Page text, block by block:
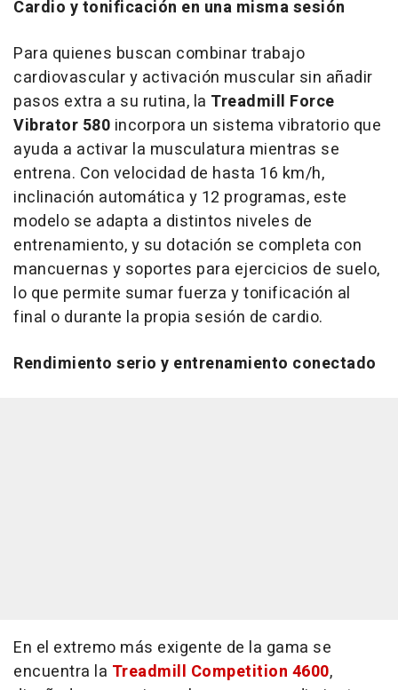
Cardio y tonificación en una misma sesión
Para quienes buscan combinar trabajo
cardiovascular y activación muscular sin añadir
pasos extra a su rutina, la Treadmill Force
Vibrator 580 incorpora un sistema vibratorio que
ayuda a activar la musculatura mientras se
entrena. Con velocidad de hasta 16 km/h,
inclinación automática y 12 programas, este
modelo se adapta a distintos niveles de
entrenamiento, y su dotación se completa con
mancuernas y soportes para ejercicios de suelo,
lo que permite sumar fuerza y tonificación al
final o durante la propia sesión de cardio.
Rendimiento serio y entrenamiento conectado
En el extremo más exigente de la gama se
encuentra la Treadmill Competition 4600,